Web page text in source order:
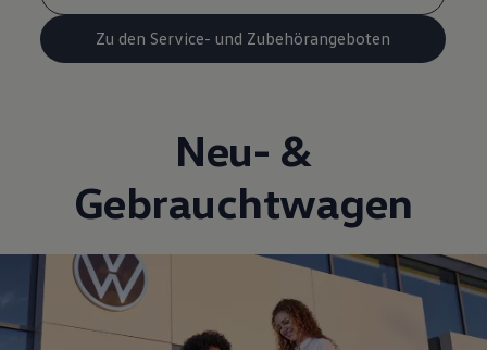
Zu den Service- und Zubehörangeboten
Neu- &
Gebrauchtwagen